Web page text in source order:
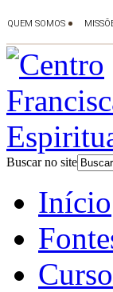
Buscar no site
Início